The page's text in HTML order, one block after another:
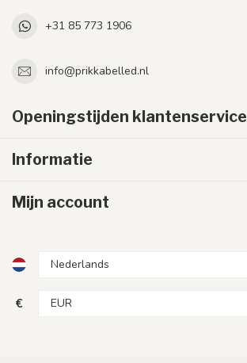
+31 85 773 1906
info@prikkabelled.nl
Openingstijden klantenservice
Informatie
Mijn account
€